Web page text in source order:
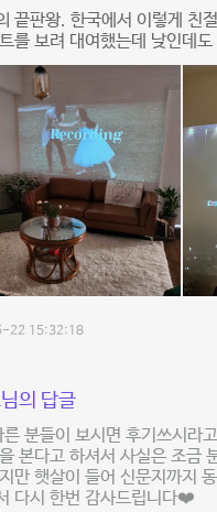
끝판왕. 한국에서 이렇게 친
를 보려 대여했는데 낮인데
22 15:32:18
의 답글
분들이 보시면 후기쓰시라
본다고 하셔서 사실은 조금
만 햇살이 들어 신문지까지
다시 한번 감사드립니다❤️